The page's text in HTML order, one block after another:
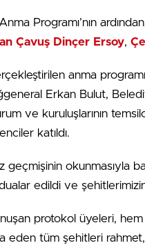
Programı’nın
Çavuş Dinçer Ersoy,
anma
Erkan Bulut,
ve kuruluşlarının
katıldı.
geçmişinin okunmasıyla
edildi ve
protokol üyeleri,
eden tüm şehitleri